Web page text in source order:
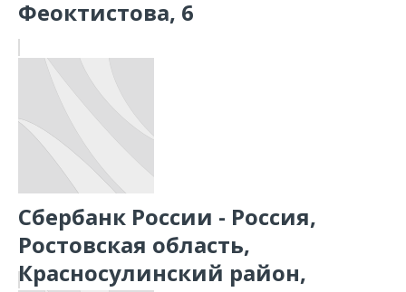
Феоктистова, 6
Сбербанк России - Россия,
Ростовская область,
Красносулинский район,